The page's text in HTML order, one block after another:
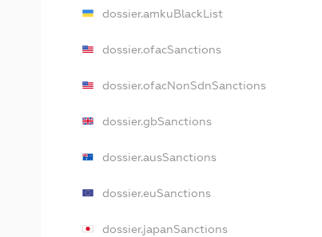
dossier.amkuBlackList
dossier.ofacSanctions
dossier.ofacNonSdnSanctions
dossier.gbSanctions
dossier.ausSanctions
dossier.euSanctions
dossier.japanSanctions